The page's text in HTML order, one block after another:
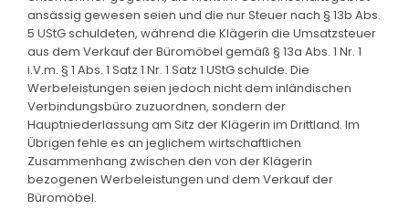
ansässig gewesen seien und die nur Steuer nach § 13b Abs.
5 UStG schuldeten, während die Klägerin die Umsatzsteuer
aus dem Verkauf der Büromöbel gemäß § 13a Abs. 1 Nr. 1
i.V.m. § 1 Abs. 1 Satz 1 Nr. 1 Satz 1 UStG schulde. Die
Werbeleistungen seien jedoch nicht dem inländischen
Verbindungsbüro zuzuordnen, sondern der
Hauptniederlassung am Sitz der Klägerin im Drittland. Im
Übrigen fehle es an jeglichem wirtschaftlichen
Zusammenhang zwischen den von der Klägerin
bezogenen Werbeleistungen und dem Verkauf der
Büromöbel.